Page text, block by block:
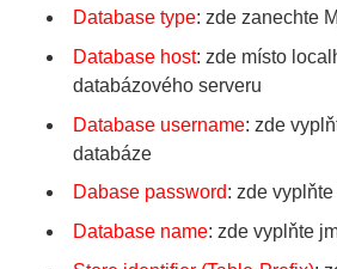
Database type: zde zanechte
Database host: zde místo
databázového serveru
Database username: zde
databáze
Dabase password: zde
Database name: zde vyplňte